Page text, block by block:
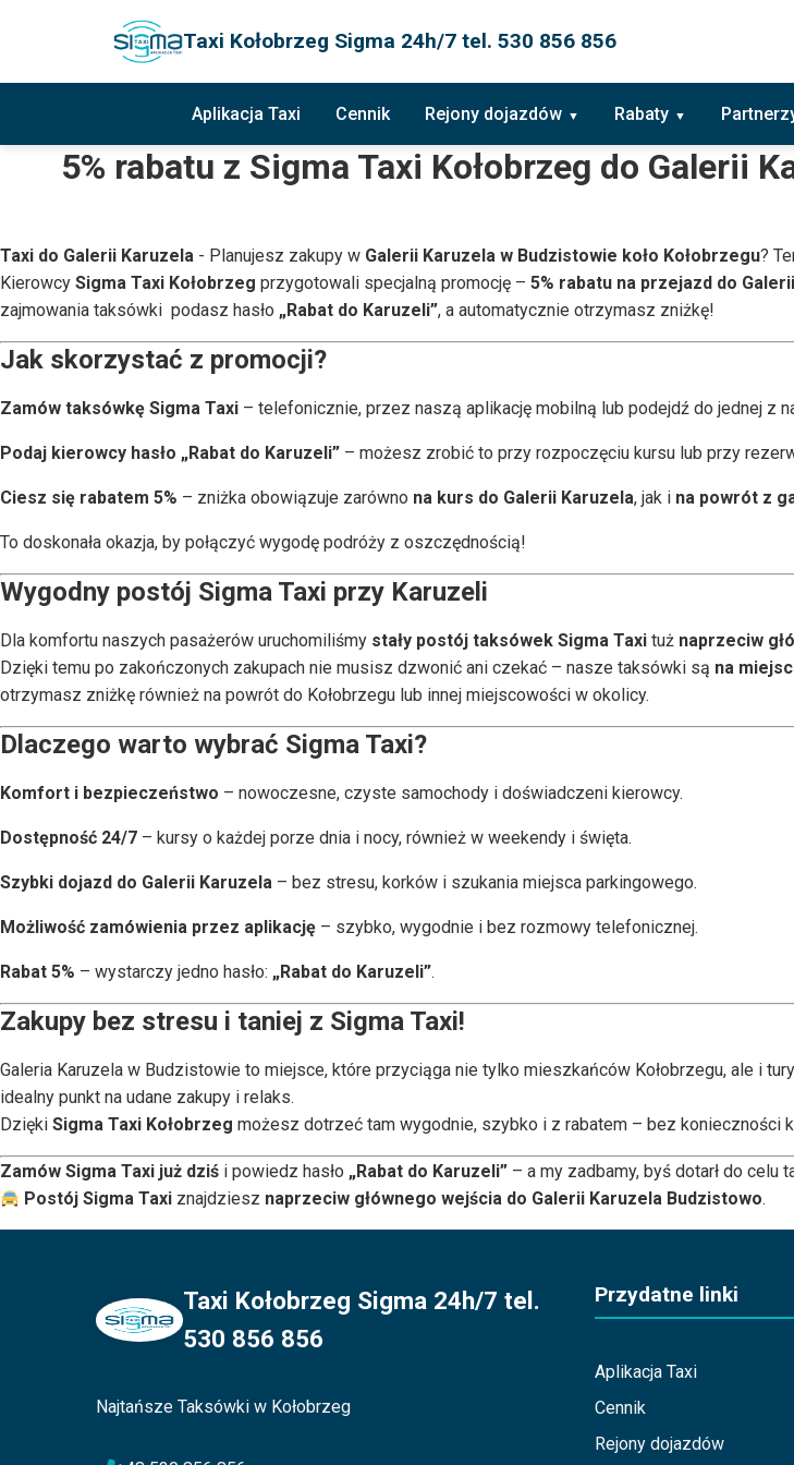
Taxi Kołobrzeg Sigma 24h/7 tel. 530 856 856
Aplikacja Taxi Cennik Rejony dojazdów Rabaty
5% rabatu z Sigma Taxi Kołobrzeg do Galerii
Taxi do Galerii Karuzela - Planujesz zakupy w Galerii Karuzela w Budzistowie koło Kołobrzegu?
Kierowcy Sigma Taxi Kołobrzeg przygotowali specjalną promocję – 5% rabatu na przejazd do
zajmowania taksówki podasz hasło „Rabat do Karuzeli”, a automatycznie otrzymasz zniżkę!
Jak skorzystać z promocji?
Zamów taksówkę Sigma Taxi – telefonicznie, przez naszą aplikację mobilną lub podejdź do jednej z
Podaj kierowcy hasło „Rabat do Karuzeli” – możesz zrobić to przy rozpoczęciu kursu lub przy
Ciesz się rabatem 5% – zniżka obowiązuje zarówno na kurs do Galerii Karuzela, jak i na powrót z
To doskonała okazja, by połączyć wygodę podróży z oszczędnością!
Wygodny postój Sigma Taxi przy Karuzeli
Dla komfortu naszych pasażerów uruchomiliśmy stały postój taksówek Sigma Taxi tuż naprzeciw
Dzięki temu po zakończonych zakupach nie musisz dzwonić ani czekać – nasze taksówki są na
otrzymasz zniżkę również na powrót do Kołobrzegu lub innej miejscowości w okolicy.
Dlaczego warto wybrać Sigma Taxi?
Komfort i bezpieczeństwo – nowoczesne, czyste samochody i doświadczeni kierowcy.
Dostępność 24/7 – kursy o każdej porze dnia i nocy, również w weekendy i święta.
Szybki dojazd do Galerii Karuzela – bez stresu, korków i szukania miejsca parkingowego.
Możliwość zamówienia przez aplikację – szybko, wygodnie i bez rozmowy telefonicznej.
Rabat 5% – wystarczy jedno hasło: „Rabat do Karuzeli”.
Zakupy bez stresu i taniej z Sigma Taxi!
Galeria Karuzela w Budzistowie to miejsce, które przyciąga nie tylko mieszkańców Kołobrzegu, ale i
idealny punkt na udane zakupy i relaks.
Dzięki Sigma Taxi Kołobrzeg możesz dotrzeć tam wygodnie, szybko i z rabatem – bez konieczności
Zamów Sigma Taxi już dziś i powiedz hasło „Rabat do Karuzeli” – a my zadbamy, byś dotarł do celu
Postój Sigma Taxi znajdziesz naprzeciw głównego wejścia do Galerii Karuzela Budzistowo.
Taxi Kołobrzeg Sigma 24h/7 tel.
530 856 856
Najtańsze Taksówki w Kołobrzeg
Przydatne linki
Aplikacja Taxi
Cennik
Rejony dojazdów